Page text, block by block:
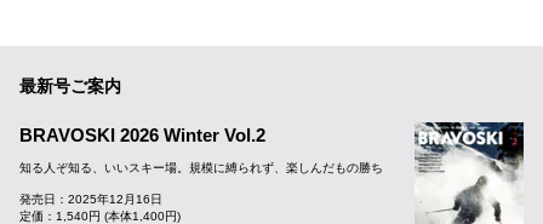
最新号ご案内
BRAVOSKI 2026 Winter Vol.2
知る人ぞ知る、いいスキー場。規模に縛られず、楽しんだもの勝ち
発売日：2025年12月16日
定価：1,540円 (本体1,400円)